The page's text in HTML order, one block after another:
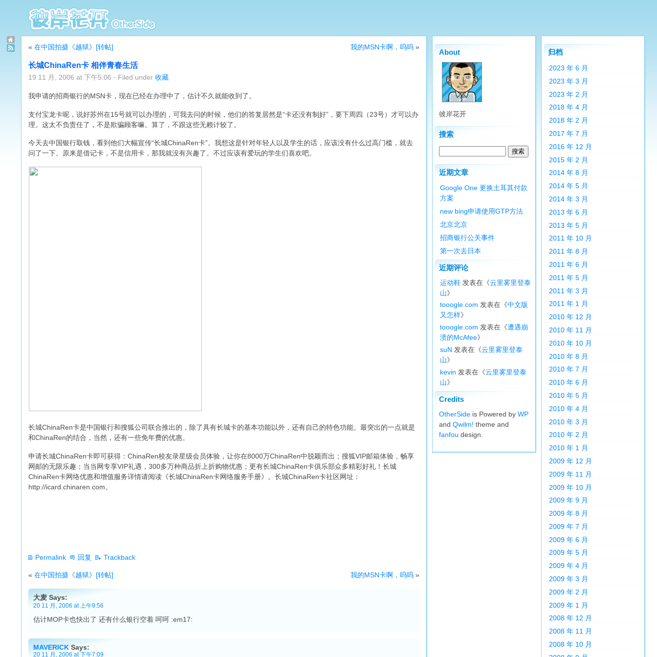
我的MSN卡啊，呜呜 »
« 在中国拍摄《越狱》[转帖]
长城ChinaRen卡 相伴青春生活
19 11 月, 2006 at 下午5:06 · Filed under 收藏
我申请的招商银行的MSN卡，现在已经在办理中了，估计不久就能收到了。
支付宝龙卡呢，说好苏州在15号就可以办理的，可我去问的时候，他们的答复居然是“卡还没有制好”，要下周四（23号）才可以办
理。这太不负责任了，不是欺骗顾客嘛。算了，不跟这些无赖计较了。
今天去中国银行取钱，看到他们大幅宣传“长城ChinaRen卡”。我想这是针对年轻人以及学生的话，应该没有什么过高门槛，就去
问了一下。原来是借记卡，不是信用卡，那我就没有兴趣了。不过应该有爱玩的学生们喜欢吧。
长城ChinaRen卡是中国银行和搜狐公司联合推出的，除了具有长城卡的基本功能以外，还有自己的特色功能。最突出的一点就是
和ChinaRen的结合，当然，还有一些免年费的优惠。
申请长城ChinaRen卡即可获得：ChinaRen校友录星级会员体验，让你在8000万ChinaRen中脱颖而出；搜狐VIP邮箱体验，畅享
网邮的无限乐趣；当当网专享VIP礼遇，300多万种商品折上折购物优惠；更有长城ChinaRen卡俱乐部众多精彩好礼！长城
ChinaRen卡网络优惠和增值服务详情请阅读《长城ChinaRen卡网络服务手册》。长城ChinaRen卡社区网址：
http://icard.chinaren.com。
Permalink 回复 Trackback
我的MSN卡啊，呜呜 »
« 在中国拍摄《越狱》[转帖]
大麦 Says:
20 11 月, 2006 at 上午9:56
估计MOP卡也快出了 还有什么银行空着 呵呵 :em17:
MAVERICK Says:
20 11 月, 2006 at 下午7:09
About
彼岸花开
搜索
近期文章
Google One 更换土耳其付款
方案
new bing申请使用GTP方法
北京北京
招商银行公关事件
第一次去日本
近期评论
运动鞋 发表在《云里雾里登泰
山》
tooogle.com 发表在《中文版
又怎样》
tooogle.com 发表在《遭遇崩
溃的McAfee》
suN 发表在《云里雾里登泰
山》
kevin 发表在《云里雾里登泰
山》
Credits
OtherSide is Powered by WP
and Qwilm! theme and
fanfou design.
归档
2023 年 6 月
2023 年 3 月
2023 年 2 月
2018 年 4 月
2018 年 2 月
2017 年 7 月
2016 年 12 月
2015 年 2 月
2014 年 8 月
2014 年 5 月
2014 年 3 月
2013 年 6 月
2013 年 5 月
2011 年 10 月
2011 年 8 月
2011 年 6 月
2011 年 5 月
2011 年 3 月
2011 年 1 月
2010 年 12 月
2010 年 11 月
2010 年 10 月
2010 年 8 月
2010 年 7 月
2010 年 6 月
2010 年 5 月
2010 年 4 月
2010 年 3 月
2010 年 2 月
2010 年 1 月
2009 年 12 月
2009 年 11 月
2009 年 10 月
2009 年 9 月
2009 年 8 月
2009 年 7 月
2009 年 6 月
2009 年 5 月
2009 年 4 月
2009 年 3 月
2009 年 2 月
2009 年 1 月
2008 年 12 月
2008 年 11 月
2008 年 10 月